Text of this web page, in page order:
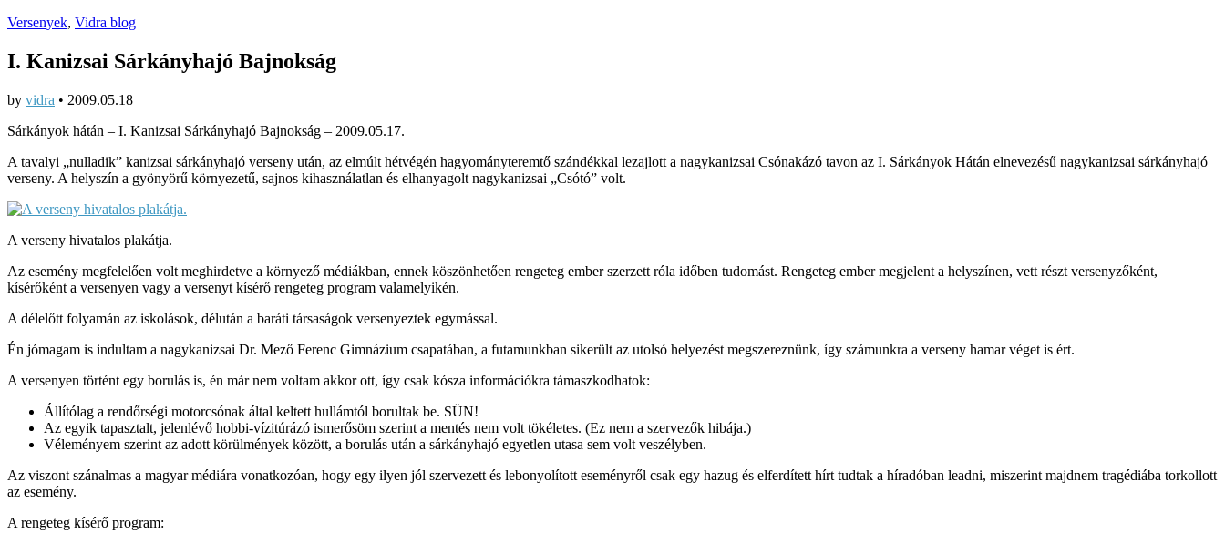
Versenyek, Vidra blog
I. Kanizsai Sárkányhajó Bajnokság
by vidra • 2009.05.18
Sárkányok hátán – I. Kanizsai Sárkányhajó Bajnokság – 2009.05.17.
A tavalyi „nulladik” kanizsai sárkányhajó verseny után, az elmúlt hétvégén hagyományteremtő szándékkal lezajlott a nagykanizsai Csónakázó tavon az I. Sárkányok Hátán elnevezésű nagykanizsai sárkányhajó
verseny. A helyszín a gyönyörű környezetű, sajnos kihasználatlan és elhanyagolt nagykanizsai „Csótó” volt.
A verseny hivatalos plakátja.
Az esemény megfelelően volt meghirdetve a környező médiákban, ennek köszönhetően rengeteg ember szerzett róla időben tudomást. Rengeteg ember megjelent a helyszínen, vett részt versenyzőként,
kísérőként a versenyen vagy a versenyt kísérő rengeteg program valamelyikén.
A délelőtt folyamán az iskolások, délután a baráti társaságok versenyeztek egymással.
Én jómagam is indultam a nagykanizsai Dr. Mező Ferenc Gimnázium csapatában, a futamunkban sikerült az utolsó helyezést megszereznünk, így számunkra a verseny hamar véget is ért.
A versenyen történt egy borulás is, én már nem voltam akkor ott, így csak kósza információkra támaszkodhatok:
Állítólag a rendőrségi motorcsónak által keltett hullámtól borultak be. SÜN!
Az egyik tapasztalt, jelenlévő hobbi-vízitúrázó ismerősöm szerint a mentés nem volt tökéletes. (Ez nem a szervezők hibája.)
Véleményem szerint az adott körülmények között, a borulás után a sárkányhajó egyetlen utasa sem volt veszélyben.
Az viszont szánalmas a magyar médiára vonatkozóan, hogy egy ilyen jól szervezett és lebonyolított eseményről csak egy hazug és elferdített hírt tudtak a híradóban leadni, miszerint majdnem tragédiába torkollott
az esemény.
A rengeteg kísérő program: